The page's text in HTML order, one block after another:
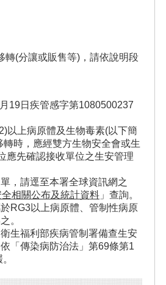
轉(分讓或販售等)，請依說明段
19日疾管感字第1080500237
以上病原體及生物毒素(以下簡
時，應經雙方生物安全會或生
應先確認接收單位之生安管理
，請逕至本署全球資訊網之
相關公布及統計資料 」查詢。
RG3以上病原體、管制性病原
。
生福利部疾病管制署備查生安
「傳染病防治法」第69條第1